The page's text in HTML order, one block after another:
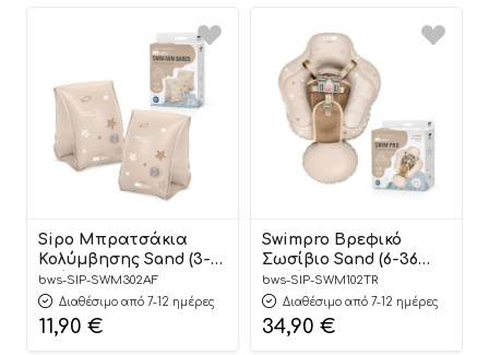
Sipo Μπρατσάκια
Κολύμβησης Sand (3-6
ετών) – Sipo
bws-SIP-SWM302AF
Διαθέσιμο από 7-12 ημέρες
11,90 €
Swimpro Βρεφικό
Σωσίβιο Sand (6-36
μηνών) – Sipo
bws-SIP-SWM102TR
Διαθέσιμο από 7-12 ημέρες
34,90 €